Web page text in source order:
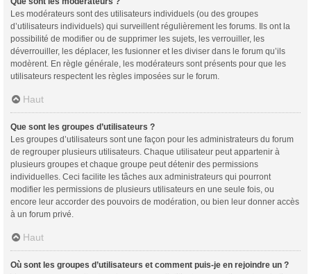
Les modérateurs sont des utilisateurs individuels (ou des groupes
d’utilisateurs individuels) qui surveillent régulièrement les forums. Ils ont la
possibilité de modifier ou de supprimer les sujets, les verrouiller, les
déverrouiller, les déplacer, les fusionner et les diviser dans le forum qu’ils
modèrent. En règle générale, les modérateurs sont présents pour que les
utilisateurs respectent les règles imposées sur le forum.
Haut
Que sont les groupes d’utilisateurs ?
Les groupes d’utilisateurs sont une façon pour les administrateurs du forum
de regrouper plusieurs utilisateurs. Chaque utilisateur peut appartenir à
plusieurs groupes et chaque groupe peut détenir des permissions
individuelles. Ceci facilite les tâches aux administrateurs qui pourront
modifier les permissions de plusieurs utilisateurs en une seule fois, ou
encore leur accorder des pouvoirs de modération, ou bien leur donner accès
à un forum privé.
Haut
Où sont les groupes d’utilisateurs et comment puis-je en rejoindre un ?